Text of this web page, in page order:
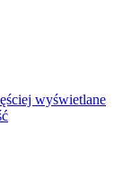
wyświetlane